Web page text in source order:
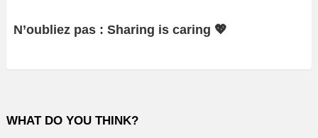
N’oubliez pas : Sharing is caring 💖
WHAT DO YOU THINK?